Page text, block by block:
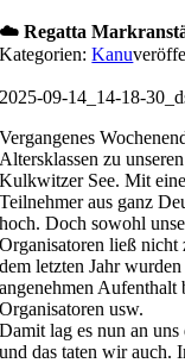
☁️ Regatta
Kategorien:Kanu
2025-09-14_14-18-
Vergangenes
Altersklassen zu
Kulkwitzer See. Mit
Teilnehmer aus ganz
hoch. Doch sowohl
Organisatoren ließ nicht
dem letzten Jahr
angenehmen Aufenthalt
Organisatoren usw.
Damit lag es nun an uns
und das taten wir auch.